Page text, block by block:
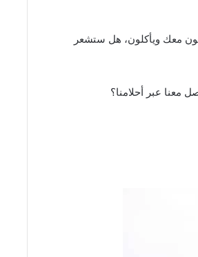
معك ويأكلون، هل ستشعر
معنا عبر أحلامنا؟